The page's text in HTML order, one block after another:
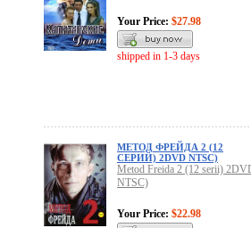
Your Price: $27.98
shipped in 1-3 days
МЕТОД ФРЕЙДА 2 (12
СЕРИЙ) 2DVD NTSC)
Metod Freida 2 (12 serii)
NTSC)
Your Price: $22.98